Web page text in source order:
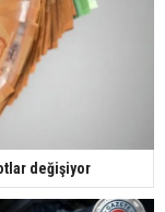
değişiyor